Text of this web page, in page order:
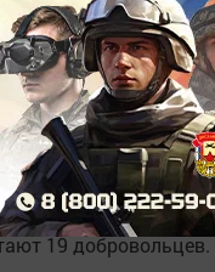
волонтёр из
поиска, на
челнинские
приступили к
приезжать
Туймазов, Казани,
19 добровольцев.